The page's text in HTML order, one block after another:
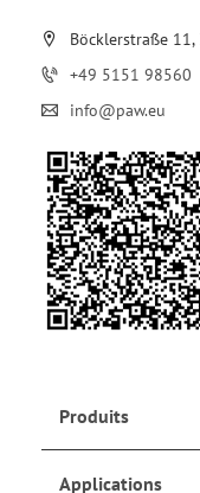
Böcklerstraße
+49 5151 98560
info@paw.eu
Produits
Applications